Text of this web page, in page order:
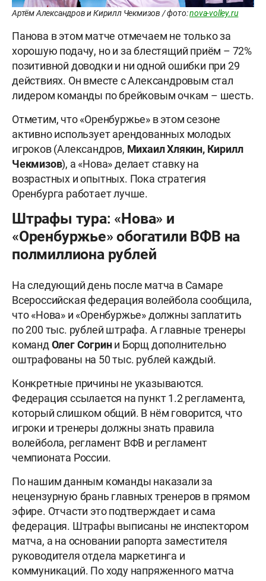
Артём Александров и Кирилл Чекмизов / фото:nova-volley.ru
Панова в этом матче отмечаем не только за
хорошую подачу, но и за блестящий приём – 72%
позитивной доводки и ни одной ошибки при 29
действиях. Он вместе с Александровым стал
лидером команды по брейковым очкам – шесть.
Отметим, что «Оренбуржье» в этом сезоне
активно использует арендованных молодых
игроков (Александров, Михаил Хлякин, Кирилл
Чекмизов), а «Нова» делает ставку на
возрастных и опытных. Пока стратегия
Оренбурга работает лучше.
Штрафы тура: «Нова» и
«Оренбуржье» обогатили ВФВ на
полмиллиона рублей
На следующий день после матча в Самаре
Всероссийская федерация волейбола сообщила,
что «Нова» и «Оренбуржье» должны заплатить
по 200 тыс. рублей штрафа. А главные тренеры
командОлег Согрини Борщ дополнительно
оштрафованы на 50 тыс. рублей каждый.
Конкретные причины не указываются.
Федерация ссылается на пункт 1.2 регламента,
который слишком общий. В нём говорится, что
игроки и тренеры должны знать правила
волейбола, регламент ВФВ и регламент
чемпионата России.
По нашим данным команды наказали за
нецензурную брань главных тренеров в прямом
эфире. Отчасти это подтверждает и сама
федерация. Штрафы выписаны не инспектором
матча, а на основании рапорта заместителя
руководителя отдела маркетинга и
коммуникаций. По ходу напряженного матча